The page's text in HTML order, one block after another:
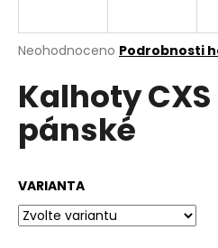
Průměrné
produktu
je
5
Neohodnoceno Podrobnosti
Kalhoty CXS
pánské
VARIANTA
j
t
?
HLEDAT